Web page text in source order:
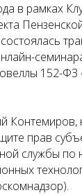
в рамках
состоялась
152-ФЗ
Контемиров,
прав
службы по